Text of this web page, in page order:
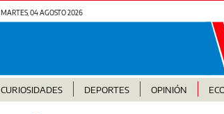
MARTES, 04 AGOSTO 2026
CURIOSIDADES DEPORTES OPINIÓN